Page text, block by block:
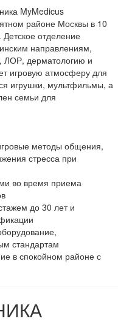
MyMedicus
районе Москвы в 10
Детское отделение
направлениям,
ЛОР, дерматологию и
игровую атмосферу для
игрушки, мультфильмы, а
семьи для
методы общения,
стресса при
во время приема
до 30 лет и
стандартам
в спокойном районе с